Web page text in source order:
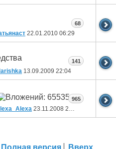
22.01.2010 06:29
68
13.09.2009 22:04
141
23.11.2008 23:06
965